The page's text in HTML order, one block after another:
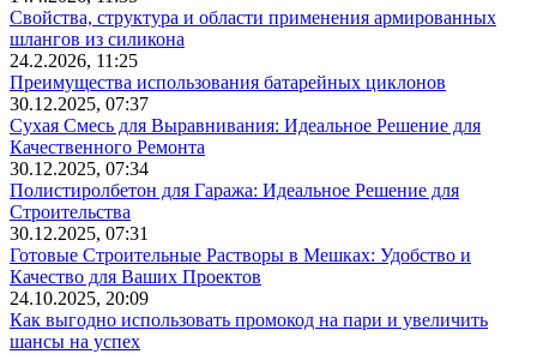
Свойства, структура и области применения армированных
шлангов из силикона
24.2.2026, 11:25
Преимущества использования батарейных циклонов
30.12.2025, 07:37
Сухая Смесь для Выравнивания: Идеальное Решение для
Качественного Ремонта
30.12.2025, 07:34
Полистиролбетон для Гаража: Идеальное Решение для
Строительства
30.12.2025, 07:31
Готовые Строительные Растворы в Мешках: Удобство и
Качество для Ваших Проектов
24.10.2025, 20:09
Как выгодно использовать промокод на пари и увеличить
шансы на успех